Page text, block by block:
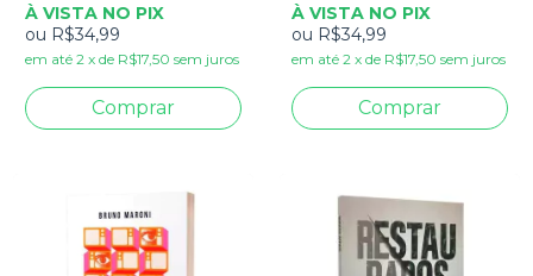
À VISTA NO PIX
ou R$34,99
em até 2 x de R$17,50 sem juros
À VISTA NO PIX
ou R$34,99
em até 2 x de R$17,50 sem juros